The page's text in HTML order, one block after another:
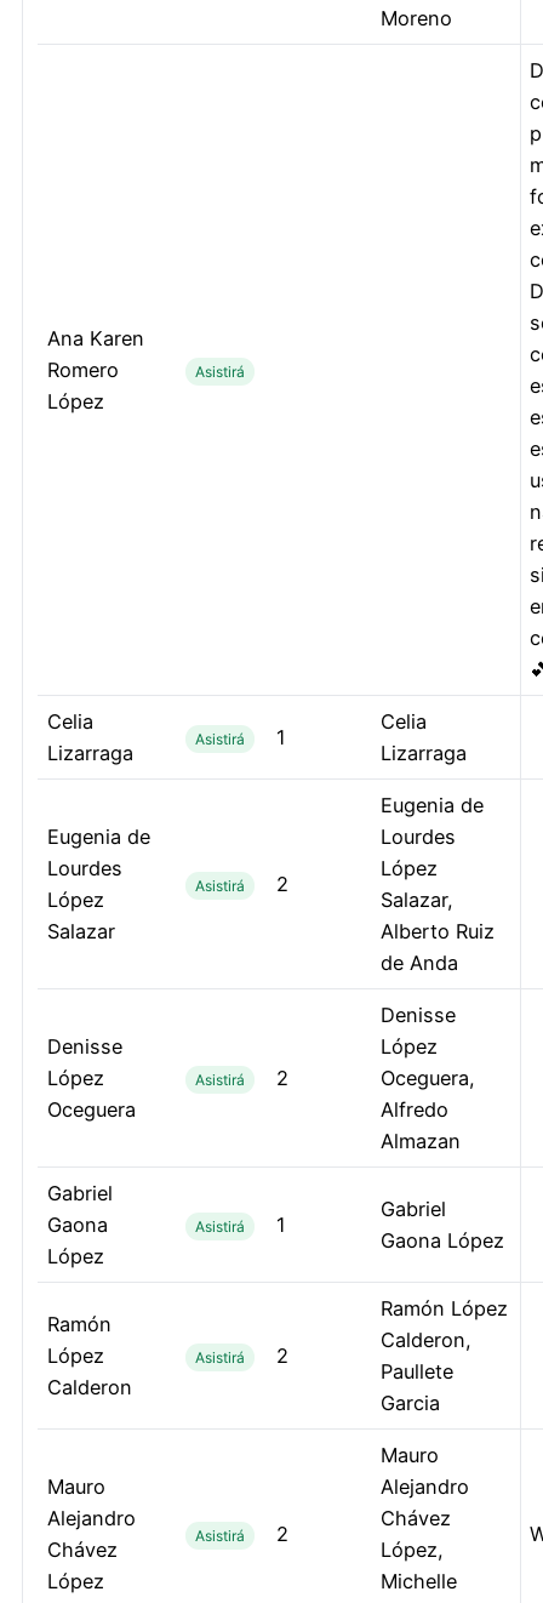
Moreno
Ana Karen
Romero
López
Asistirá
Celia
Lizarraga
Asistirá 1
Celia
Lizarraga
Eugenia de
Lourdes
López
Salazar
Asistirá 2
Eugenia de
Lourdes
López
Salazar,
Alberto Ruiz
de Anda
Denisse
López
Oceguera
Asistirá 2
Denisse
López
Oceguera,
Alfredo
Almazan
Gabriel
Gaona
López
Asistirá 1
Gabriel
Gaona López
Ramón
López
Calderon
Asistirá 2
Ramón López
Calderon,
Paullete
Garcia
Mauro
Alejandro
Chávez
López
Asistirá 2
Mauro
Alejandro
Chávez
López,
Michelle